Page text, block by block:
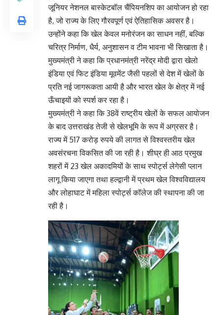
जूनियर नेशनल बास्केटबॉल चैंपियनशिप का आयोजन हो रहा
है, जो राज्य के लिए गौरवपूर्ण एवं ऐतिहासिक अवसर है।
उन्होंने कहा कि खेल केवल मनोरंजन का साधन नहीं, बल्कि
चरित्र निर्माण, धैर्य, अनुशासन व टीम भावना भी सिखाता है।
मुख्यमंत्री ने कहा कि प्रधानमंत्री नरेंद्र मोदी द्वारा खेलो
इंडिया एवं फिट इंडिया मूवमेंट जैसी पहलों से देश में खेलों के
प्रति नई जागरूकता आयी है और भारत खेल के क्षेत्र में नई
ऊँचाइयों को स्पर्श कर रहा है।
मुख्यमंत्री ने कहा कि 38वें राष्ट्रीय खेलों के सफल आयोजन
के बाद उत्तराखंड तेजी से खेलभूमि के रूप में अग्रसर है।
राज्य में 517 करोड़ रुपये की लागत से विश्वस्तरीय खेल
अवसंरचना विकसित की जा रही है। शीघ्र ही आठ प्रमुख
शहरों में 23 खेल अकादमियों के साथ स्पोर्ट्स लेगेसी प्लान
लागू किया जाएगा तथा हल्द्वानी में प्रथम खेल विश्वविद्यालय
और लोहाघाट में महिला स्पोर्ट्स कॉलेज की स्थापना की जा
रही है।